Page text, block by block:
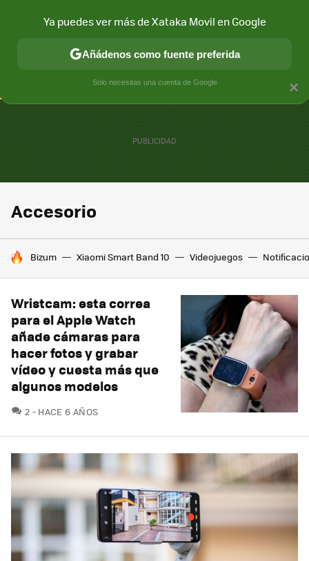
CONECTIVIDAD MÓVIL Y SOCIEDAD APLICACIONES
Accesorio
HOY SE HABLA DE
Bizum Xiaomi Smart Band 10 Videojuegos
Wristcam: esta correa
para el Apple Watch
añade cámaras para
hacer fotos y grabar
vídeo y cuesta más que
algunos modelos
2 COMENTARIOS
HACE 6 AÑOS
×
Ya puedes ver más de Xataka Movil en Google
Añádenos como fuente preferida
Solo necesitas una cuenta de Google